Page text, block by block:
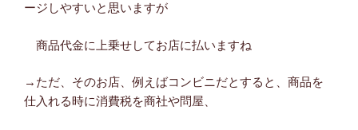
ージしやすいと思いますが
商品代金に上乗せしてお店に払いますね
→ただ、そのお店、例えばコンビニだとすると、商品を
仕入れる時に消費税を商社や問屋、